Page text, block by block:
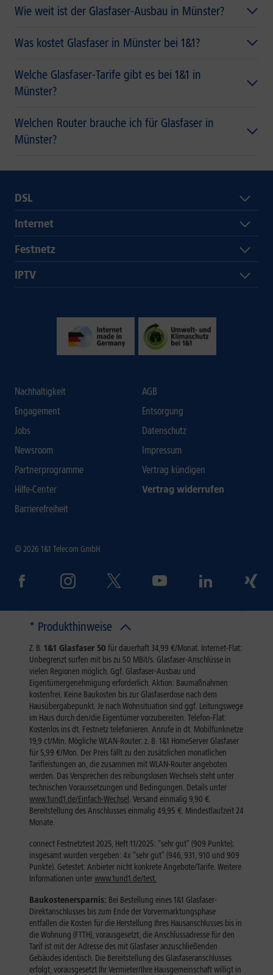
Wie weit ist der Glasfaser-Ausbau in Münster?
Was kostet Glasfaser in Münster bei 1&1?
Welche Glasfaser-Tarife gibt es bei 1&1 in
Münster?
Welchen Router brauche ich für Glasfaser in
Münster?
DSL
Internet
Festnetz
IPTV
Nachhaltigkeit
Engagement
Jobs
Newsroom
Partnerprogramme
Hilfe-Center
Barrierefreiheit
AGB
Entsorgung
Datenschutz
Impressum
Vertrag kündigen
Vertrag widerrufen
© 2026 1&1 Telecom GmbH